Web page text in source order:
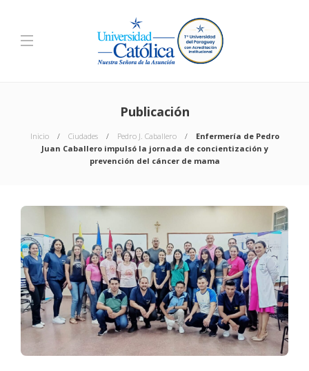
Publicación
Inicio Ciudades Pedro J. Caballero
Enfermería de Pedro
Juan Caballero impulsó la jornada de concientización y
prevención del cáncer de mama